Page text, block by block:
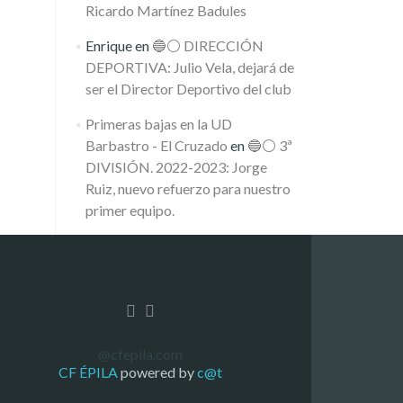
Ricardo Martínez Badules
Enriqueen 🔵⚪️ DIRECCIÓN
DEPORTIVA: Julio Vela, dejará de
ser el Director Deportivo del club
Primeras bajas en la UD
Barbastro - El Cruzado en 🔵⚪️ 3ª
DIVISIÓN. 2022-2023: Jorge
Ruiz, nuevo refuerzo para nuestro
primer equipo.
CF ÉPILApowered byc@t